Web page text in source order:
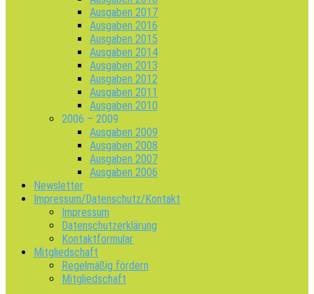
Ausgaben 2017
Ausgaben 2016
Ausgaben 2015
Ausgaben 2014
Ausgaben 2013
Ausgaben 2012
Ausgaben 2011
Ausgaben 2010
2006 – 2009
Ausgaben 2009
Ausgaben 2008
Ausgaben 2007
Ausgaben 2006
Newsletter
Impressum/Datenschutz/Kontakt
Impressum
Datenschutzerklärung
Kontaktformular
Mitgliedschaft
Regelmäßig fördern
Mitgliedschaft